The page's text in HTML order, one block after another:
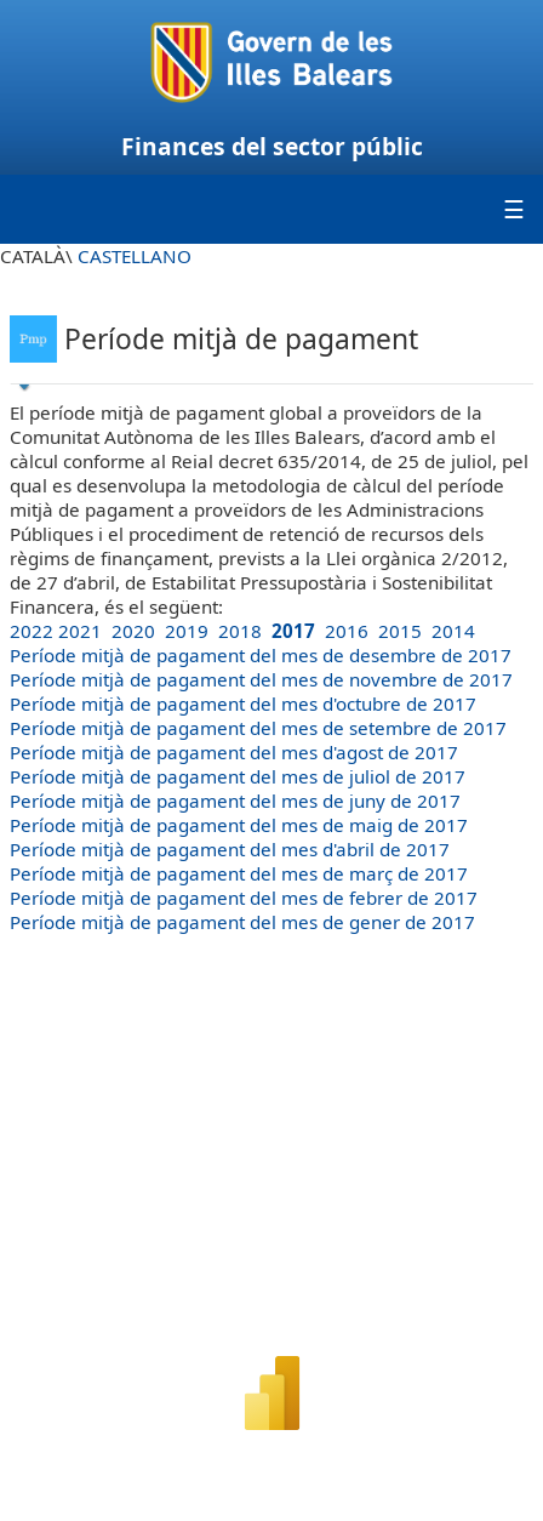
Finances del sector públic
CATALÀ\ CASTELLANO
Període mitjà de pagament
El període mitjà de pagament global a proveïdors de la
Comunitat Autònoma de les Illes Balears, d’acord amb el
càlcul conforme al Reial decret 635/2014, de 25 de juliol, pel
qual es desenvolupa la metodologia de càlcul del període
mitjà de pagament a proveïdors de les Administracions
Públiques i el procediment de retenció de recursos dels
règims de finançament, prevists a la Llei orgànica 2/2012,
de 27 d’abril, de Estabilitat Pressupostària i Sostenibilitat
Financera, és el següent:
2022 2021 2020 2019 2018 2017 2016 2015 2014
Període mitjà de pagament del mes de desembre de 2017
Període mitjà de pagament del mes de novembre de 2017
Període mitjà de pagament del mes d'octubre de 2017
Període mitjà de pagament del mes de setembre de 2017
Període mitjà de pagament del mes d'agost de 2017
Període mitjà de pagament del mes de juliol de 2017
Període mitjà de pagament del mes de juny de 2017
Període mitjà de pagament del mes de maig de 2017
Període mitjà de pagament del mes d'abril de 2017
Període mitjà de pagament del mes de març de 2017
Període mitjà de pagament del mes de febrer de 2017
Període mitjà de pagament del mes de gener de 2017